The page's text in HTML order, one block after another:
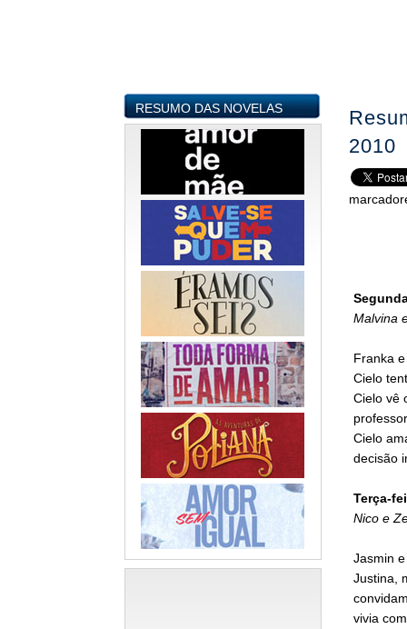
RESUMO DAS NOVELAS
2010
Malvina
Franka
Cielo
Cielo vê
Cielo
decisão
Terça-
Nico e
Jasmin
Justina,
vivia